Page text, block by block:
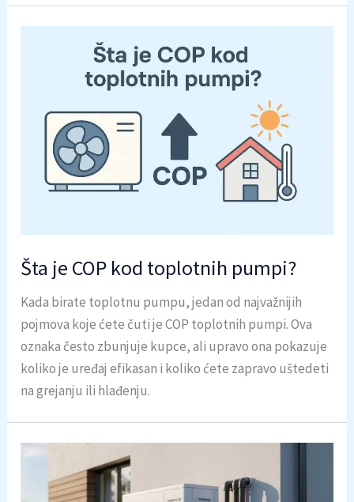
Šta je COP kod toplotnih pumpi?
Kada birate toplotnu pumpu, jedan od najvažnijih
pojmova koje ćete čuti je COP toplotnih pumpi. Ova
oznaka često zbunjuje kupce, ali upravo ona pokazuje
koliko je uređaj efikasan i koliko ćete zapravo uštedeti
na grejanju ili hlađenju.